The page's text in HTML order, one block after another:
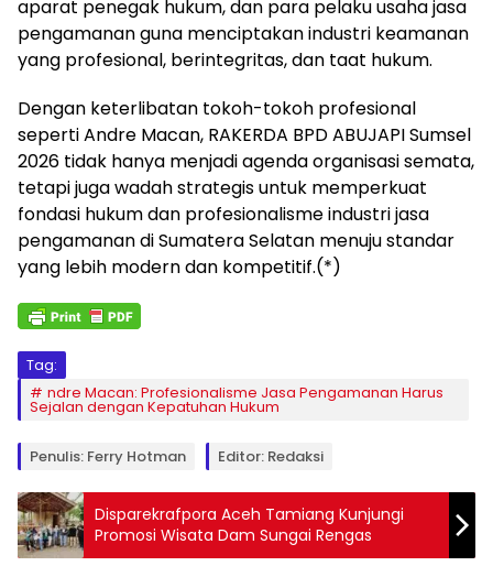
aparat penegak hukum, dan para pelaku usaha jasa
pengamanan guna menciptakan industri keamanan
yang profesional, berintegritas, dan taat hukum.
Dengan keterlibatan tokoh-tokoh profesional
seperti Andre Macan, RAKERDA BPD ABUJAPI Sumsel
2026 tidak hanya menjadi agenda organisasi semata,
tetapi juga wadah strategis untuk memperkuat
fondasi hukum dan profesionalisme industri jasa
pengamanan di Sumatera Selatan menuju standar
yang lebih modern dan kompetitif.(*)
Tag:
ndre Macan: Profesionalisme Jasa Pengamanan Harus
Sejalan dengan Kepatuhan Hukum
Penulis: Ferry Hotman Editor: Redaksi
Disparekrafpora Aceh Tamiang Kunjungi
Promosi Wisata Dam Sungai Rengas